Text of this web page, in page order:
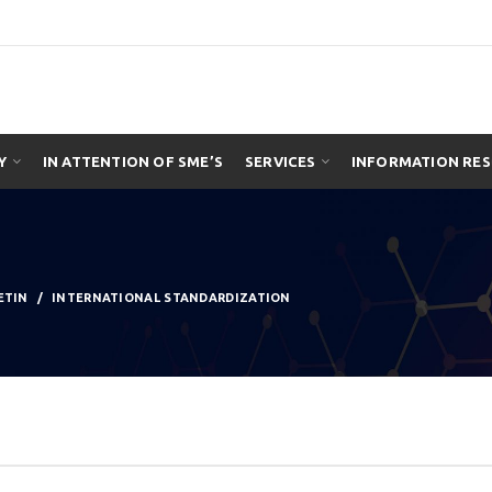
IN ATTENTION OF SME’S SERVICES INFORMATION
INTERNATIONAL STANDARDIZATION